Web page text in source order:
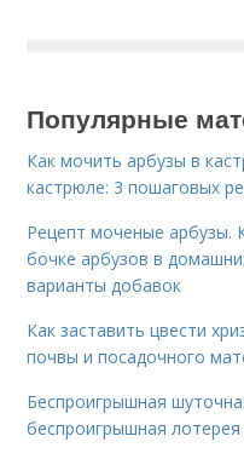
Популярные
Как мочить арбузы в
кастрюле: 3 пошаговых
Рецепт моченые арбузы.
бочке арбузов в
варианты добавок
Как заставить цвести
почвы и посадочного
Беспроигрышная
беспроигрышная